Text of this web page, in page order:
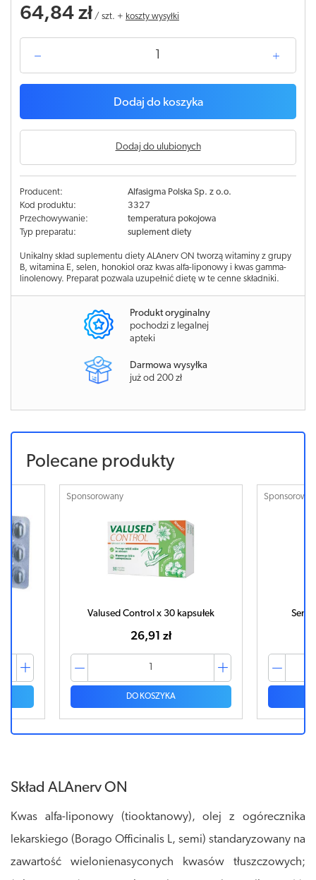
64,84 zł / szt. + koszty wysyłki
Dodaj do koszyka
Dodaj do ulubionych
Producent:
Alfasigma Polska Sp. z o.o.
Kod produktu:
3327
Przechowywanie:
temperatura pokojowa
Typ preparatu:
suplement diety
Unikalny skład suplementu diety ALAnerv ON tworzą witaminy z grupy
B, witamina E, selen, honokiol oraz kwas alfa-liponowy i kwas gamma-
linolenowy. Preparat pozwala uzupełnić dietę w te cenne składniki.
Produkt oryginalny
pochodzi z legalnej
apteki
Darmowa wysyłka
już od 200 zł
Polecane produkty
Sponsorowany
Valused Control x 30 kapsułek
26,91 zł
DO KOSZYKA
Skład ALAnerv ON
Kwas alfa-liponowy (tiooktanowy), olej z ogórecznika
lekarskiego (Borago Officinalis L, semi) standaryzowany na
zawartość wielonienasyconych kwasów tłuszczowych;